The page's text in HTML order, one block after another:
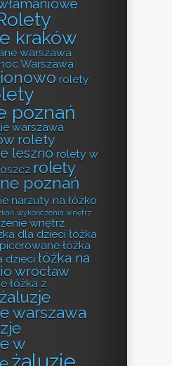
kraków
warszawa
Warszawa
rolety
poznań
warszawa
rolety
leszno rolety w
rolety
poznań
narzuty na łóżko
wykończenia wnętrz
wnętrz
dla dzieci łóżka
łóżka
dzieci łóżka na
wrocław
łóżka z
żaluzje
warszawa
w